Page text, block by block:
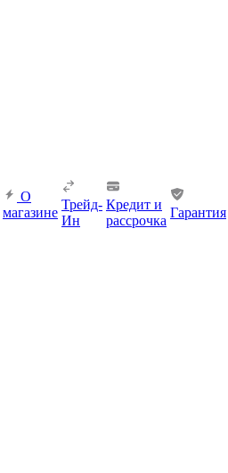
О
магазине
Трейд-
Ин
Кредит и
рассрочка
Гарантия